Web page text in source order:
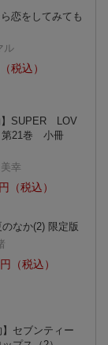
恋をしてみても
ル
税込）
】SUPER LOV
21巻 小冊
幸
（税込）
のなか(2) 限定版
（税込）
】セブンティー